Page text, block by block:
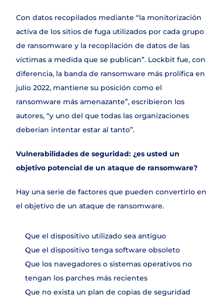
Join
Events
Experts
Select Language
Con datos recopilados mediante “la monitorización
activa de los sitios de fuga utilizados por cada grupo
de ransomware y la recopilación de datos de las
víctimas a medida que se publican”. Lockbit fue, con
diferencia, la banda de ransomware más prolífica en
julio 2022, mantiene su posición como el
ransomware más amenazante”, escribieron los
autores, “y uno del que todas las organizaciones
deberían intentar estar al tanto”.
Vulnerabilidades de seguridad: ¿es usted un
objetivo potencial de un ataque de ransomware?
Hay una serie de factores que pueden convertirlo en
el objetivo de un ataque de ransomware.
Que el dispositivo utilizado sea antiguo
Que el dispositivo tenga software obsoleto
Que los navegadores o sistemas operativos no
tengan los parches más recientes
Que no exista un plan de copias de seguridad